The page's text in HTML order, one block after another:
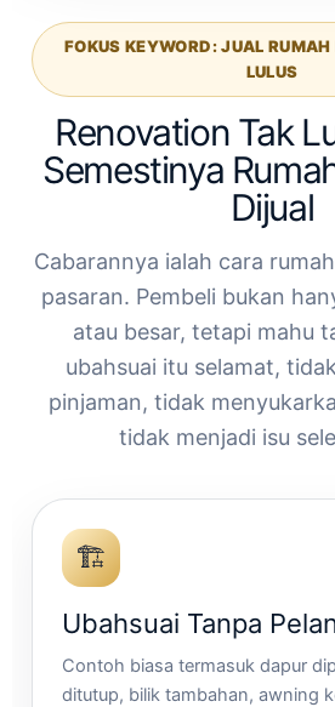
FOKUS KEYWORD: JUAL RUMAH
LULUS
Renovation Tak
Semestinya
Dijual
Cabarannya ialah cara
pasaran. Pembeli bukan
atau besar, tetapi mahu
ubahsuai itu selamat,
pinjaman, tidak
tidak menjadi isu
🏗️
Ubahsuai Tanpa
Contoh biasa termasuk dapur
ditutup, bilik tambahan, awning